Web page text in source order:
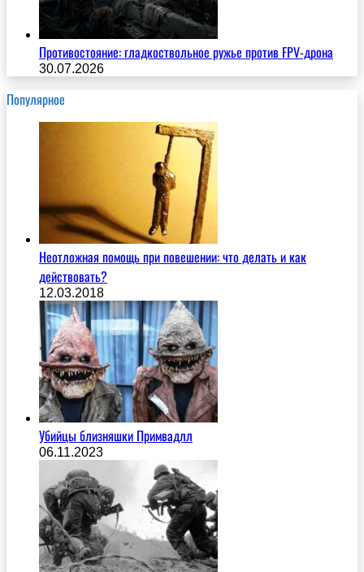
Противостояние: гладкоствольное ружье против FPV-дрона
30.07.2026
Популярное
Неотложная помощь при повешении: что делать и как
действовать?
12.03.2018
Убийцы близняшки Примвадлл
06.11.2023